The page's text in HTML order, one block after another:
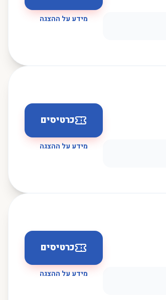
מידע על ההצגה
כרטיסים
מידע על ההצגה
כרטיסים
מידע על ההצגה